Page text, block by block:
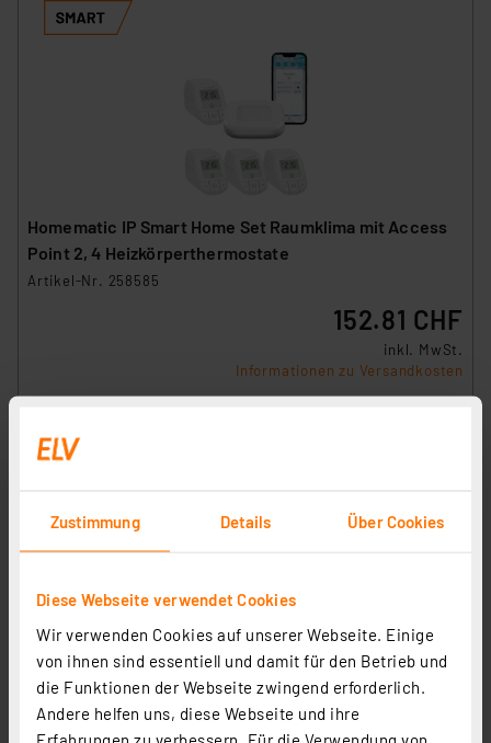
Zustimmung Details Über Cookies
Diese Webseite verwendet Cookies
Wir verwenden Cookies auf unserer Webseite. Einige
von ihnen sind essentiell und damit für den Betrieb und
die Funktionen der Webseite zwingend erforderlich.
Andere helfen uns, diese Webseite und ihre
Erfahrungen zu verbessern. Für die Verwendung von
Homematic IP Smart Home Set Raumklima mit Access
Point 2, 4 Heizkörperthermostate
Artikel-Nr. 258585
152.81 CHF
inkl. MwSt.
Informationen zu Versandkosten
Homematic IP Smart Home Set Raumklima mit Access